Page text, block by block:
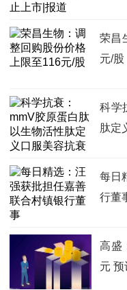
荣昌
元/股
科学
肽定
每日
行董
高盛
元